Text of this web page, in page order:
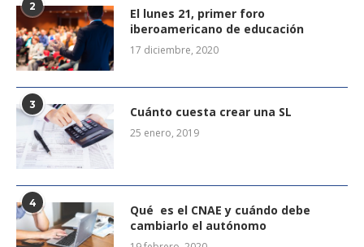
2
El lunes 21, primer foro
iberoamericano de educación
17 diciembre, 2020
3 Cuánto cuesta crear una SL
25 enero, 2019
4
Qué es el CNAE y cuándo debe
cambiarlo el autónomo